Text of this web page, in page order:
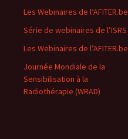
e
r
:
Les Webinaires de l’AFITER.be
Série de webinaires de l’ISRS
Les Webinaires de l’AFITER.be
Journée Mondiale de la
Sensibilisation à la
Radiothérapie (WRAD)